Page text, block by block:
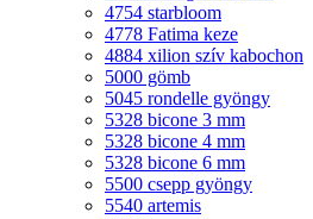
4754 starbloom
4778 Fatima keze
4884 xilion szív kabochon
5000 gömb
5045 rondelle gyöngy
5328 bicone 3 mm
5328 bicone 4 mm
5328 bicone 6 mm
5500 csepp gyöngy
5540 artemis